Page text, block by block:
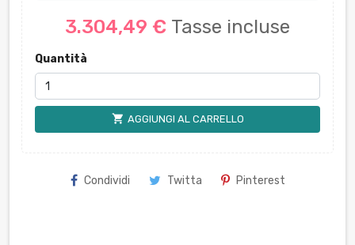
3.304,49 € Tasse incluse
Quantità
shopping_cart AGGIUNGI AL CARRELLO
Condividi Twitta Pinterest